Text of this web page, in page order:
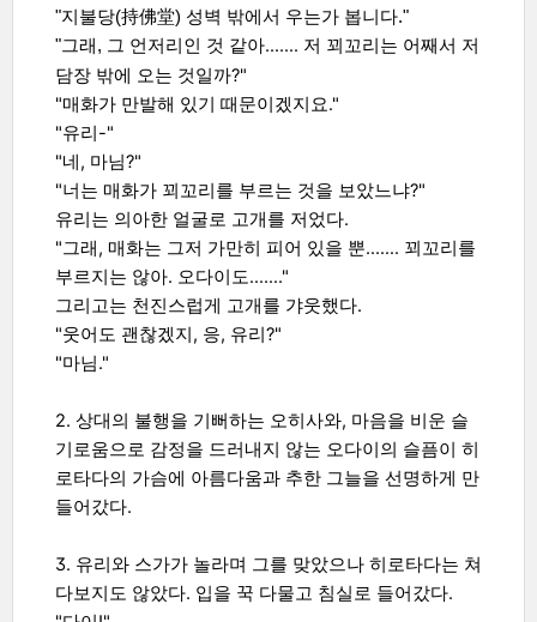
"지불당(持佛堂) 성벽 밖에서 우는가 봅니다."
"그래, 그 언저리인 것 같아……. 저 꾀꼬리는 어째서 저
담장 밖에 오는 것일까?"
"매화가 만발해 있기 때문이겠지요."
"유리-"
"네, 마님?"
"너는 매화가 꾀꼬리를 부르는 것을 보았느냐?"
유리는 의아한 얼굴로 고개를 저었다.
"그래, 매화는 그저 가만히 피어 있을 뿐……. 꾀꼬리를
부르지는 않아. 오다이도……."
그리고는 천진스럽게 고개를 갸웃했다.
"웃어도 괜찮겠지, 응, 유리?"
"마님."
2. 상대의 불행을 기뻐하는 오히사와, 마음을 비운 슬
기로움으로 감정을 드러내지 않는 오다이의 슬픔이 히
로타다의 가슴에 아름다움과 추한 그늘을 선명하게 만
들어갔다.
3. 유리와 스가가 놀라며 그를 맞았으나 히로타다는 쳐
다보지도 않았다. 입을 꾹 다물고 침실로 들어갔다.